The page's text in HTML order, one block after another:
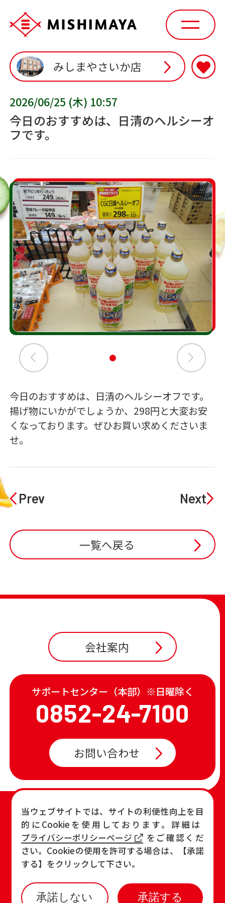
当ウェブサイトでは、サイトの利便性向上を目
的にCookieを使用しております。詳細は
プライバシーポリシーページ
をご確認くだ
さい。Cookieの使用を許可する場合は、【承諾
する】をクリックして下さい。
承諾しない 承諾する
みしまやさいか店
2026/06/25 (木) 10:57
今日のおすすめは、日清のヘルシーオ
フです。
今日のおすすめは、日清のヘルシーオフです。
揚げ物にいかがでしょうか、298円と大変お安
くなっております。ぜひお買い求めくださいま
せ。
Prev Next
一覧へ戻る
会社案内
サポートセンター（本部）※日曜除く
0852-24-7100
お問い合わせ
TOP
店舗一覧・チラシ
お知らせ
おすすめ商品
各店の最新情報